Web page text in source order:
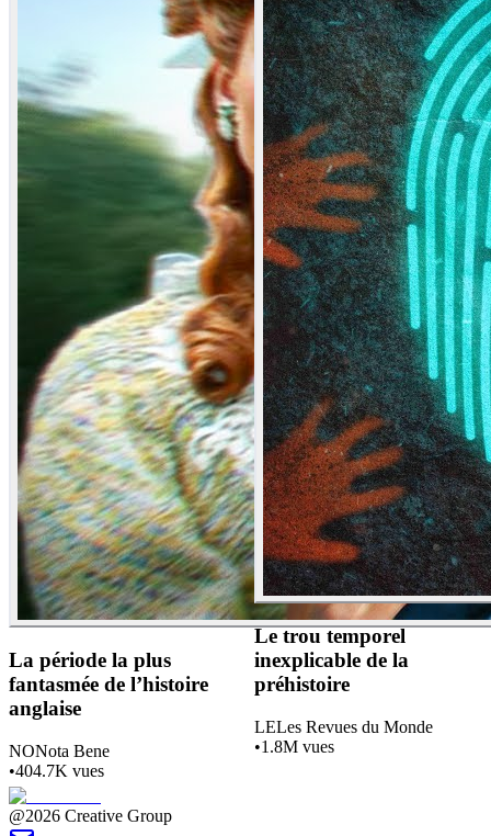
La période la plus
fantasmée de l’histoire
anglaise
NONota Bene
•404.7K vues
Le trou temporel
inexplicable de la
préhistoire
LELes Revues du Monde
•1.8M vues
@2026 Creative Group